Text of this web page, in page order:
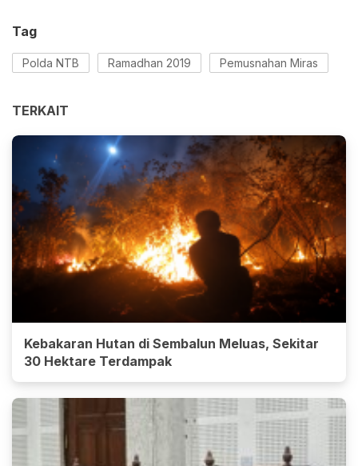
Tag
Polda NTB Ramadhan 2019 Pemusnahan Miras
TERKAIT
Kebakaran Hutan di Sembalun Meluas, Sekitar
30 Hektare Terdampak